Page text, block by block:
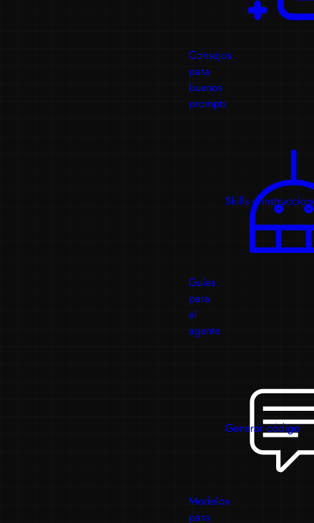
Consejos
para
buenos
prompts
Skills e
Guías
para
el
agente
Generar código
Modelos
para